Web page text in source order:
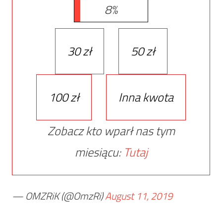
8%
30 zł 50 zł
100 zł
Inna kwota
Zobacz kto wparł nas tym
miesiącu: Tutaj
— OMZRiK (@OmzRi)August 11, 2019